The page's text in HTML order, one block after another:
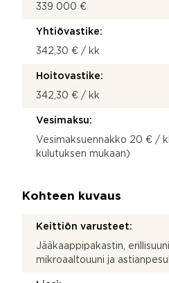
339 000 €
Yhtiövastike:
342,30 € / kk
Hoitovastike:
342,30 € / kk
Vesimaksu:
Vesimaksuennakko 20 € /
kulutuksen mukaan)
Kohteen kuvaus
Keittiön varusteet:
Jääkaappipakastin,
mikroaaltouuni ja